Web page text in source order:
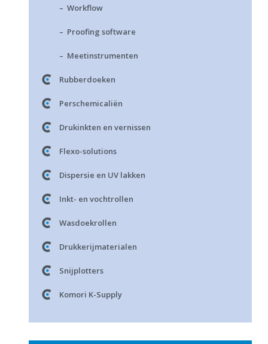
– Workflow
– Proofing software
– Meetinstrumenten
Rubberdoeken
Perschemicaliën
Drukinkten en vernissen
Flexo-solutions
Dispersie en UV lakken
Inkt- en vochtrollen
Wasdoekrollen
Drukkerijmaterialen
Snijplotters
Komori K-Supply